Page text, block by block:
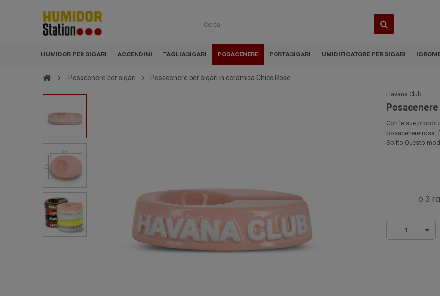
HUMIDOR PER SIGARI ACCENDINI TAGLIASIGARI POSACENERE PORTASIGARI UMIDIFICATORE PER SIGARI
Posacenere per sigari Posacenere per sigari in ceramica Chico Rose
Havana Club
Con le sue
posacenere rosa,
Solito.Questo
1